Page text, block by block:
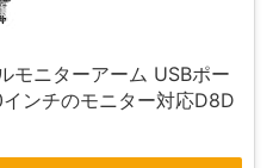
モニターアーム USBポー
ンチのモニター対応D8D